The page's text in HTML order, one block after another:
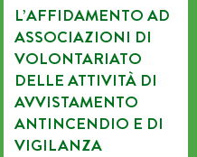
L’AFFIDAMENTO AD
ASSOCIAZIONI DI
VOLONTARIATO
DELLE ATTIVITÀ DI
AVVISTAMENTO
ANTINCENDIO E DI
VIGILANZA